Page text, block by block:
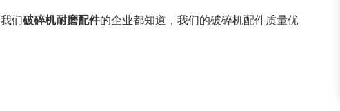
我们破碎机耐磨配件的企业都知道，我们的破碎机配件质量优